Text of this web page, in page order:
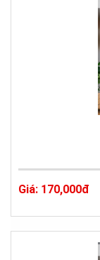
Giá: 170,000đ